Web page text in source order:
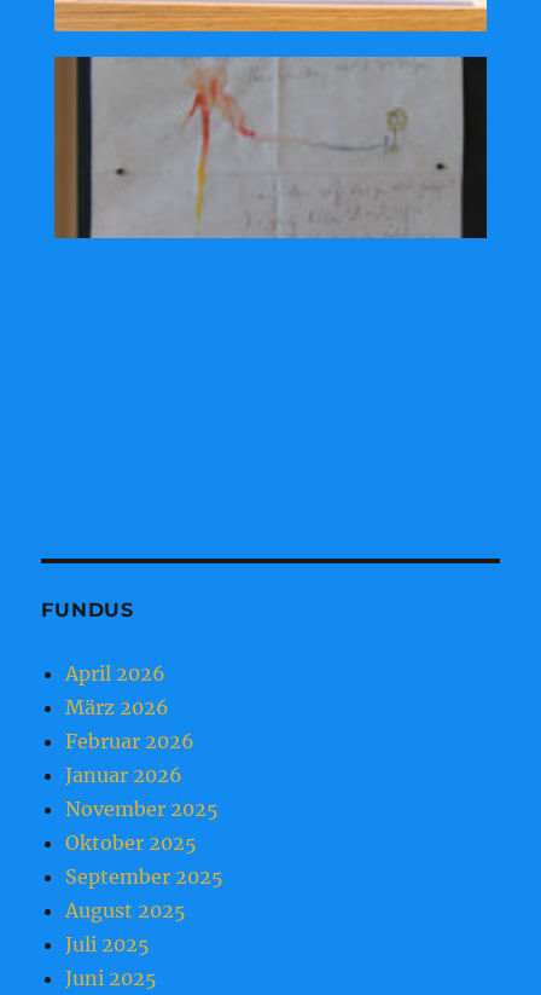
FUNDUS
April 2026
März 2026
Februar 2026
Januar 2026
November 2025
Oktober 2025
September 2025
August 2025
Juli 2025
Juni 2025